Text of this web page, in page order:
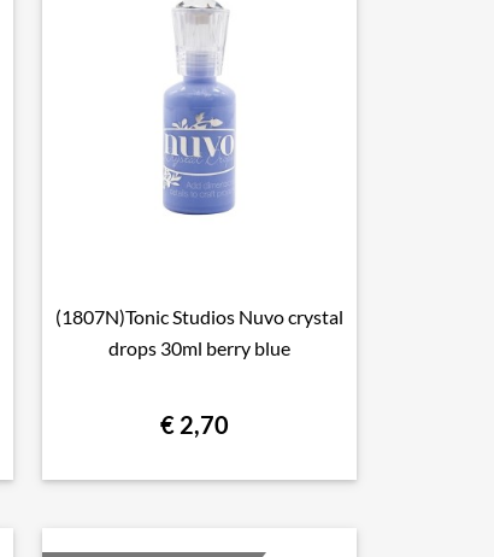
 Snel bekijken
(1807N)Tonic Studios Nuvo crystal
drops 30ml berry blue
€ 2,70